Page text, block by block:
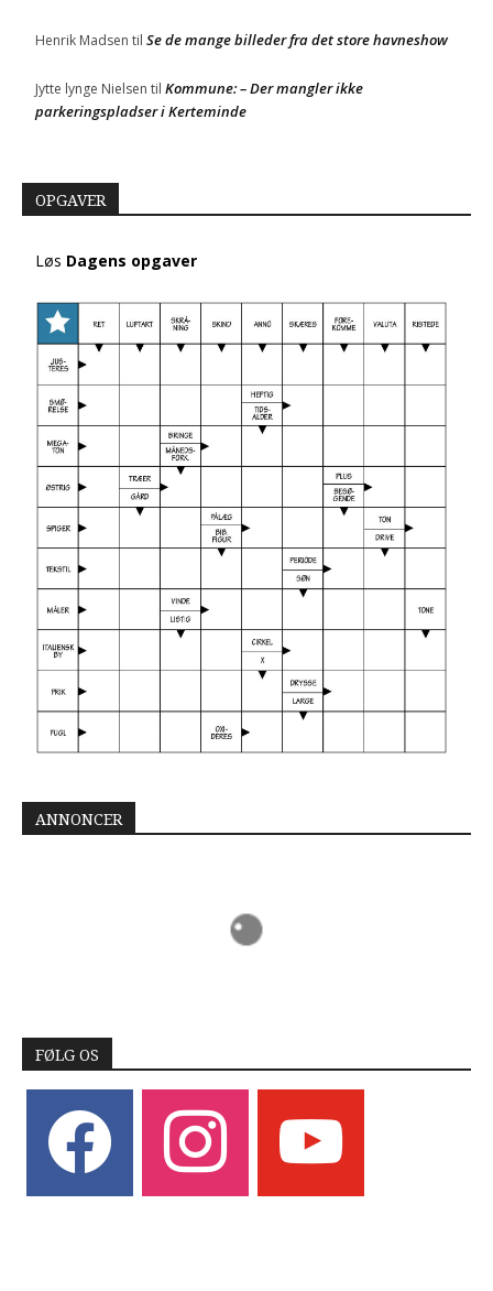
Henrik Madsen til Se de mange billeder fra det store havneshow
Jytte lynge Nielsen til Kommune: – Der mangler ikke
parkeringspladser i Kerteminde
OPGAVER
Løs Dagens opgaver
ANNONCER
FØLG OS
instagram